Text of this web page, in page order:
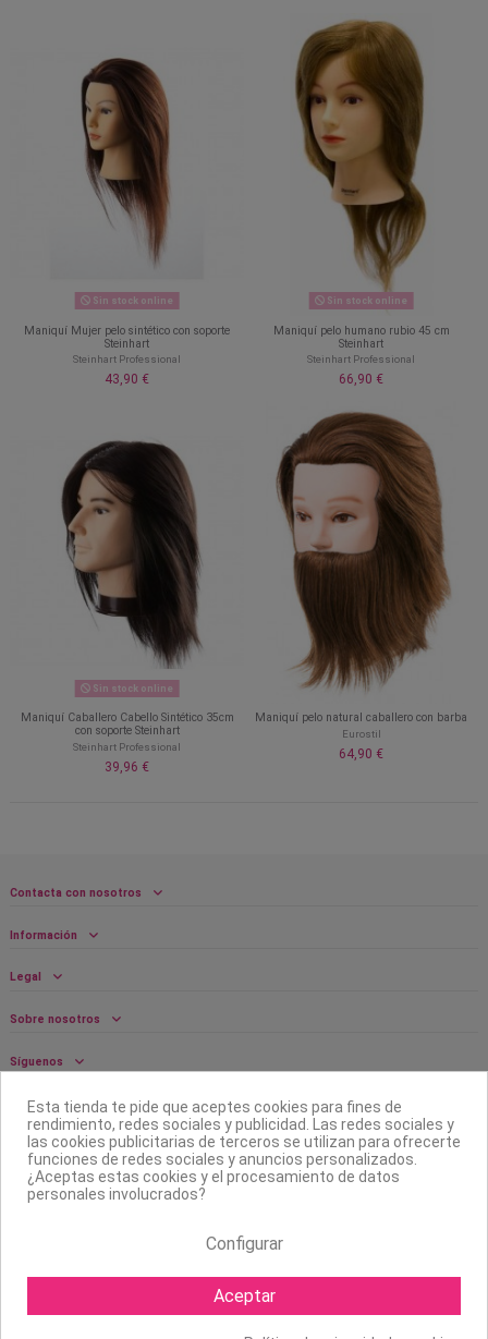
Sin stock online
Maniquí Mujer pelo sintético con soporte
Steinhart
Steinhart Professional
43,90 €
Sin stock online
Maniquí pelo humano rubio 45 cm
Steinhart
Steinhart Professional
66,90 €
Sin stock online
Maniquí Caballero Cabello Sintético 35cm
con soporte Steinhart
Steinhart Professional
39,96 €
Maniquí pelo natural caballero con barba
Eurostil
64,90 €
Contacta con nosotros
Información
Legal
Sobre nosotros
Síguenos
Boletín
Esta tienda te pide que aceptes cookies para fines de
rendimiento, redes sociales y publicidad. Las redes sociales y
las cookies publicitarias de terceros se utilizan para ofrecerte
funciones de redes sociales y anuncios personalizados.
¿Aceptas estas cookies y el procesamiento de datos
personales involucrados?
Configurar
Aceptar